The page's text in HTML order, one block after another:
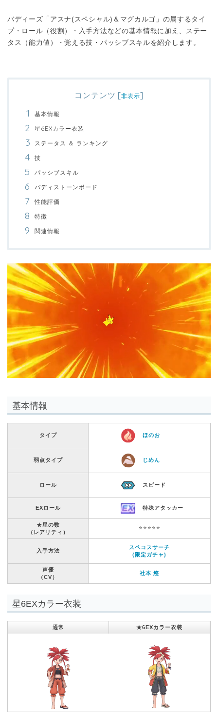
バディーズ「アスナ(スペシャル)＆マグカルゴ」の属するタイ
プ・ロール（役割）・入手方法などの基本情報に加え、ステー
タス（能力値）・覚える技・パッシブスキルを紹介します。
コンテンツ [非表示]
基本情報
星6EXカラー衣装
ステータス ＆ ランキング
技
パッシブスキル
バディストーンボード
性能評価
特徴
関連情報
基本情報
タイプ ほのお
弱点タイプ じめん
ロール スピード
EXロール 特殊アタッカー
★星の数
（レアリティ）
⭐️⭐️⭐️⭐️⭐️
入手方法
スペコスサーチ
(限定ガチャ)
声優
（CV）
社本 悠
星6EXカラー衣装
通常 ★6EXカラー衣装